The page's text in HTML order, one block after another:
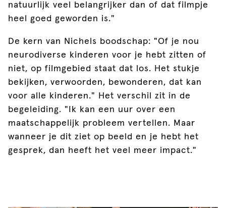
natuurlijk veel belangrijker dan of dat filmpje
heel goed geworden is."
De kern van Nichels boodschap: "Of je nou
neurodiverse kinderen voor je hebt zitten of
niet, op filmgebied staat dat los. Het stukje
bekijken, verwoorden, bewonderen, dat kan
voor alle kinderen." Het verschil zit in de
begeleiding. "Ik kan een uur over een
maatschappelijk probleem vertellen. Maar
wanneer je dit ziet op beeld en je hebt het
gesprek, dan heeft het veel meer impact."